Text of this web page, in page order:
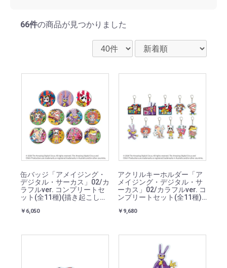
66件の商品が見つかりました
缶バッジ「アメイジング・
デジタル・サーカス」02/カ
ラフルver. コンプリートセ
ット(全11種)(描き起こしイ
￥6,050
アクリルキーホルダー「ア
メイジング・デジタル・サ
ーカス」02/カラフルver. コ
ンプリートセット(全11種)
￥9,680